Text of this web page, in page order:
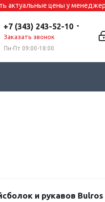
актуальные цены у
+7 (343) 243-52-10
Заказать звонок
Пн-Пт 09:00-18:00
и рукавов Bulros